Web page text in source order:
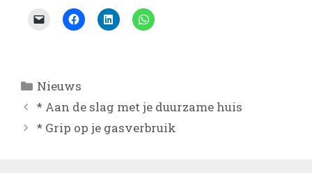
Categorieën
Nieuws
* Aan de slag met je duurzame huis
* Grip op je gasverbruik